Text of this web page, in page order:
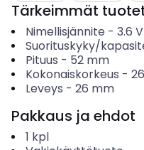
Tärkeimmät
Nimellisjännite - 3.6 V
Suorituskyky/
Pituus - 52 mm
Kokonaiskorkeus - 26
Leveys - 26 mm
Pakkaus ja ehdot
1 kpl